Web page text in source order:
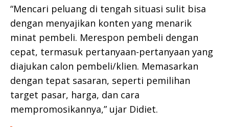
“Mencari peluang di tengah situasi sulit bisa
dengan menyajikan konten yang menarik
minat pembeli. Merespon pembeli dengan
cepat, termasuk pertanyaan-pertanyaan yang
diajukan calon pembeli/klien. Memasarkan
dengan tepat sasaran, seperti pemilihan
target pasar, harga, dan cara
mempromosikannya,” ujar Didiet.